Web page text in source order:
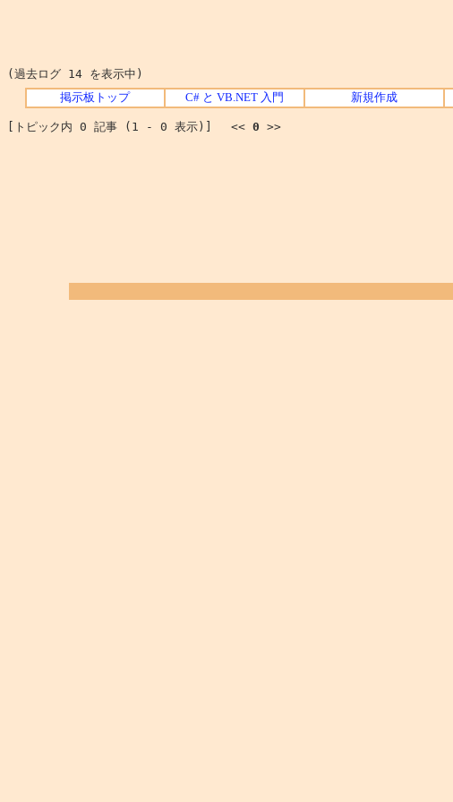
(過去ログ 14 を表示中)
掲示板トップ C# と VB.NET 入門 新規作成
[トピック内 0 記事 (1 - 0 表示)] << 0 >>